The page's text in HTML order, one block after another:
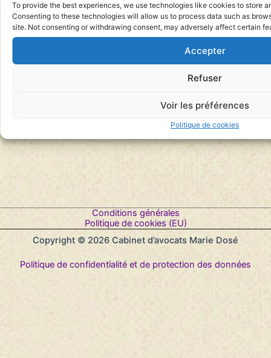
To provide the best experiences, we use technologies like cookies to store
Consenting to these technologies will allow us to process data such as
site. Not consenting or withdrawing consent, may adversely affect certain
Accepter
Refuser
Voir les préférences
Politique de cookies
Conditions générales
Politique de cookies (EU)
Copyright © 2026 Cabinet d’avocats Marie Dosé
Politique de confidentialité et de protection des données